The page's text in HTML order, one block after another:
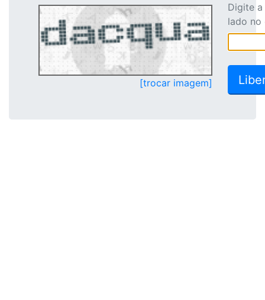
[trocar imagem]
Digite
lado no